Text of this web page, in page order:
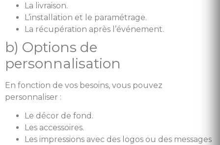
La livraison.
L’installation et le paramétrage.
La récupération après l’événement.
b) Options de
personnalisation
En fonction de vos besoins, vous pouvez
personnaliser :
Le décor de fond.
Les accessoires.
Les impressions avec des logos ou des messages